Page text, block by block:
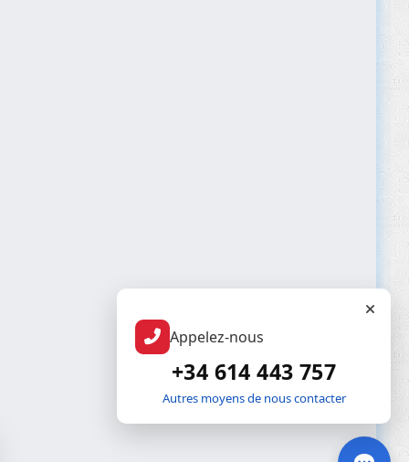
Appelez-nous
+34 614 443 757
Autres moyens de nous contacter